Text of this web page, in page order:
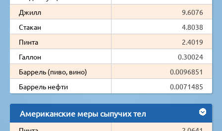
Джилл
9.6076
Стакан
4.8038
Пинта
2.4019
Галлон
0.30024
Баррель (пиво, вино)
0.0096851
Баррель нефти
0.0071485
Американские меры сыпучих тел